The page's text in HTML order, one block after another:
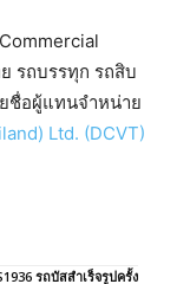
รถบรรทุก รถสิบ
ชื่อผู้แทนจำหน่าย
Ltd. (DCVT)
รถบัสสำเร็จรูปครั้ง